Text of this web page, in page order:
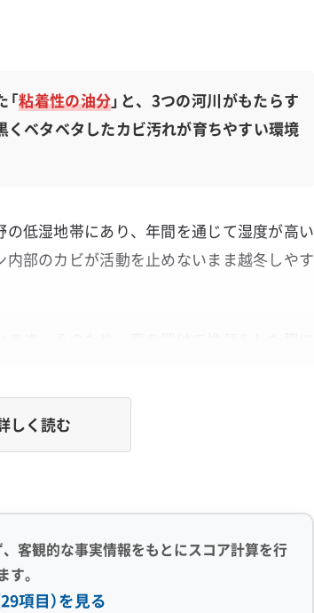
粘着性の油分」と、3つの河川がもたらす
くベタベタしたカビ汚れが育ちやすい環境
低湿地帯にあり、年間を通じて湿度が高い
部のカビが活動を止めないまま越冬しやす
組み合わせが、清須市特有のエアコン汚れを
気中のホコリやカビのエサを固めてしま
しく読む
客観的な事実情報をもとにスコア計算を行
。
項目）を見る